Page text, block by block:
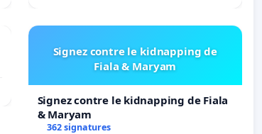
Signez contre le kidnapping de
Fiala & Maryam
Signez contre le kidnapping de Fiala
& Maryam
362 signatures